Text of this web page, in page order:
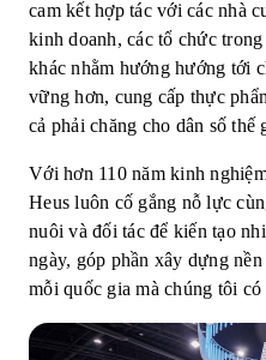
cam kết hợp tác với các nhà
kinh doanh, các tổ chức
khác nhằm hướng hướng tới
vững hơn, cung cấp thực
cả phải chăng cho dân số thế
Với hơn 110 năm kinh
Heus luôn cố gắng nỗ lực
nuôi và đối tác để kiến tạo
ngày, góp phần xây dựng
mỗi quốc gia mà chúng tôi có